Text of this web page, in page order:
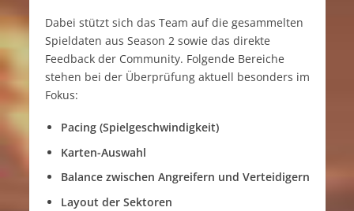
Dabei stützt sich das Team auf die gesammelten
Spieldaten aus Season 2 sowie das direkte
Feedback der Community. Folgende Bereiche
stehen bei der Überprüfung aktuell besonders im
Fokus:
Pacing (Spielgeschwindigkeit)
Karten-Auswahl
Balance zwischen Angreifern und Verteidigern
Layout der Sektoren